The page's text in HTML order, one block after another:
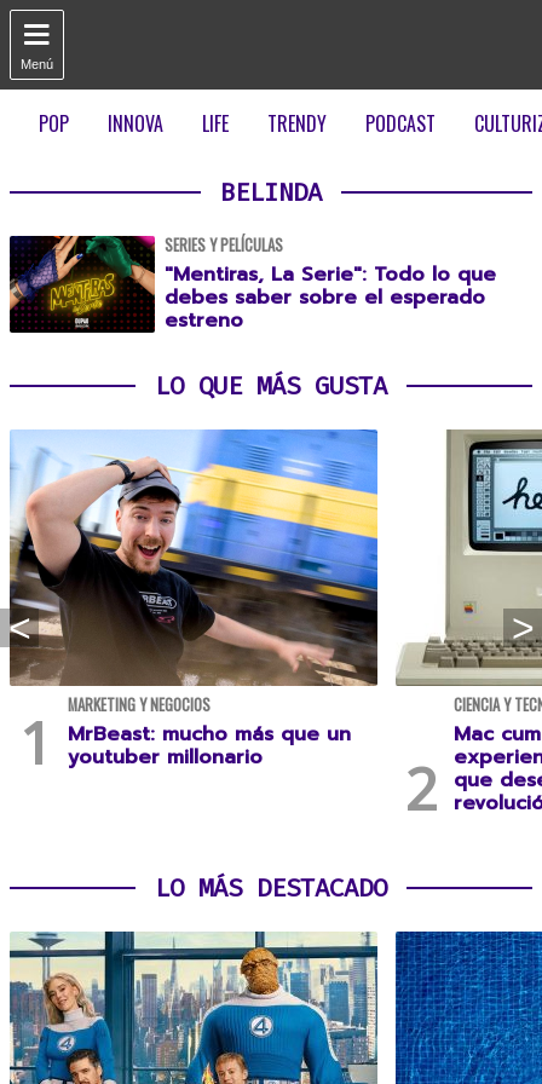

Menú
POP INNOVA LIFE TRENDY PODCAST
BELINDA
SERIES Y PELÍCULAS
"Mentiras, La Serie": Todo lo que
debes saber sobre el esperado
estreno
LO QUE MÁS GUSTA
MARKETING Y NEGOCIOS
MrBeast: mucho más que un
youtuber millonario
CIENCIA Y
Mac
que
LO MÁS DESTACADO